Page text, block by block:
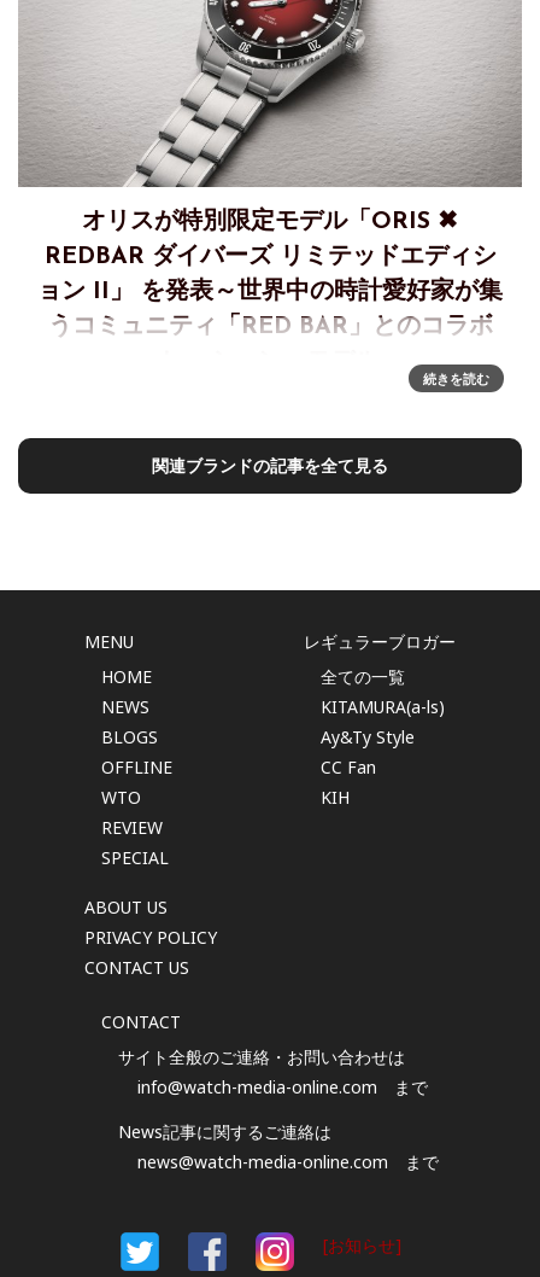
オリスが特別限定モデル「ORIS ✖
REDBAR ダイバーズ リミテッドエディシ
ョン II」 を発表～世界中の時計愛好家が集
うコミュニティ「RED BAR」とのコラボ
ニティ「RED BAR」とのコラボレーションによる、特別限定
モデル 「ORIS &ti
続きを読む
関連ブランドの記事を全て見る
MENU
HOME
NEWS
BLOGS
OFFLINE
WTO
REVIEW
SPECIAL
ABOUT US
PRIVACY POLICY
CONTACT US
レギュラーブロガー
全ての一覧
KITAMURA(a-ls)
Ay&Ty Style
CC Fan
KIH
CONTACT
サイト全般のご連絡・お問い合わせは
info@watch-media-online.com まで
News記事に関するご連絡は
news@watch-media-online.com まで
[お知らせ]